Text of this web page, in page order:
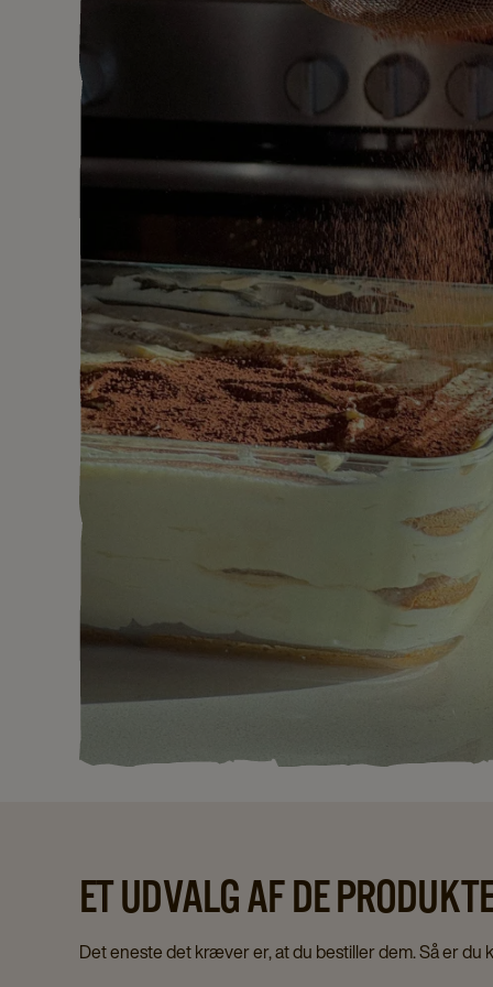
ET UDVALG AF DE
Det eneste det kræver er, at du bestiller dem. Så er du